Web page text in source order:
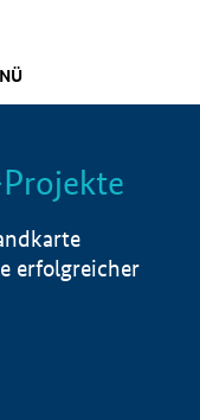
Info
erfolgreicher